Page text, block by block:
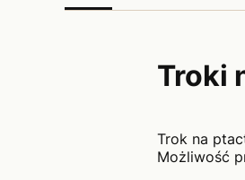
Troki
Trok na
Możliwość